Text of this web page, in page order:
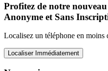
Profitez de notre
Anonyme et Sans
Localisez un téléphone en moins
Localiser Immédiatement